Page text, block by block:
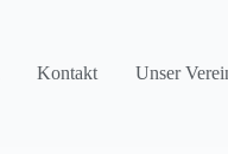
Kontakt Unser